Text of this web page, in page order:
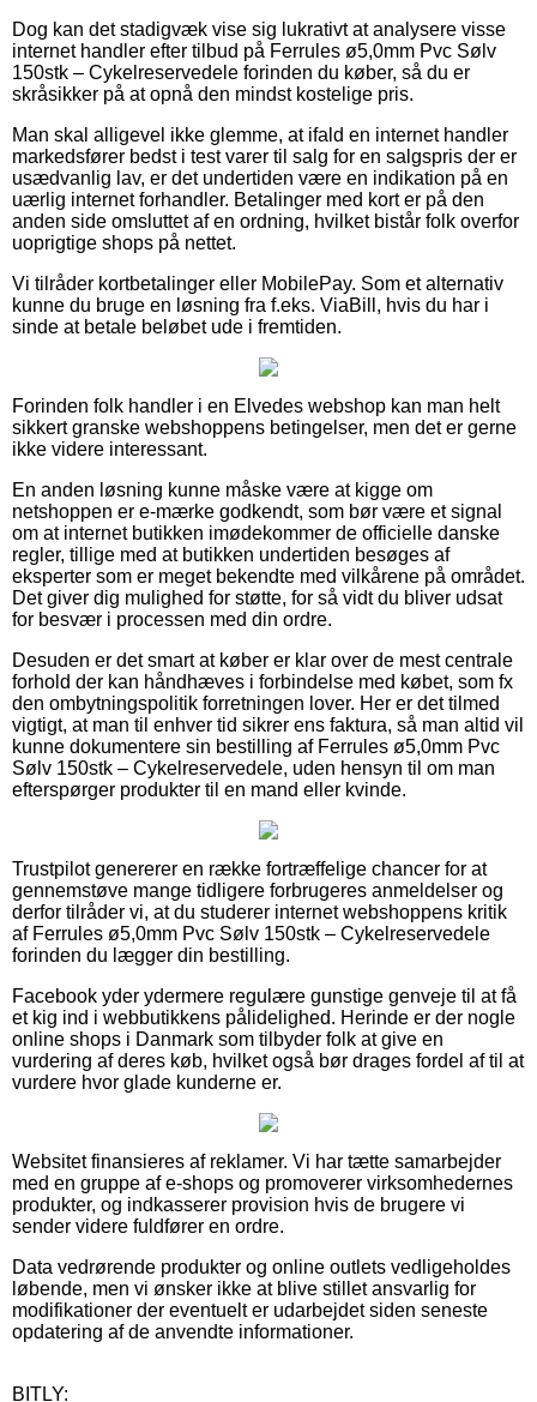
Dog kan det stadigvæk vise sig lukrativt at analysere visse
internet handler efter tilbud på Ferrules ø5,0mm Pvc Sølv
150stk – Cykelreservedele forinden du køber, så du er
skråsikker på at opnå den mindst kostelige pris.
Man skal alligevel ikke glemme, at ifald en internet handler
markedsfører bedst i test varer til salg for en salgspris der er
usædvanlig lav, er det undertiden være en indikation på en
uærlig internet forhandler. Betalinger med kort er på den
anden side omsluttet af en ordning, hvilket bistår folk overfor
uoprigtige shops på nettet.
Vi tilråder kortbetalinger eller MobilePay. Som et alternativ
kunne du bruge en løsning fra f.eks. ViaBill, hvis du har i
sinde at betale beløbet ude i fremtiden.
Forinden folk handler i en Elvedes webshop kan man helt
sikkert granske webshoppens betingelser, men det er gerne
ikke videre interessant.
En anden løsning kunne måske være at kigge om
netshoppen er e-mærke godkendt, som bør være et signal
om at internet butikken imødekommer de officielle danske
regler, tillige med at butikken undertiden besøges af
eksperter som er meget bekendte med vilkårene på området.
Det giver dig mulighed for støtte, for så vidt du bliver udsat
for besvær i processen med din ordre.
Desuden er det smart at køber er klar over de mest centrale
forhold der kan håndhæves i forbindelse med købet, som fx
den ombytningspolitik forretningen lover. Her er det tilmed
vigtigt, at man til enhver tid sikrer ens faktura, så man altid vil
kunne dokumentere sin bestilling af Ferrules ø5,0mm Pvc
Sølv 150stk – Cykelreservedele, uden hensyn til om man
efterspørger produkter til en mand eller kvinde.
Trustpilot genererer en række fortræffelige chancer for at
gennemstøve mange tidligere forbrugeres anmeldelser og
derfor tilråder vi, at du studerer internet webshoppens kritik
af Ferrules ø5,0mm Pvc Sølv 150stk – Cykelreservedele
forinden du lægger din bestilling.
Facebook yder ydermere regulære gunstige genveje til at få
et kig ind i webbutikkens pålidelighed. Herinde er der nogle
online shops i Danmark som tilbyder folk at give en
vurdering af deres køb, hvilket også bør drages fordel af til at
vurdere hvor glade kunderne er.
Websitet finansieres af reklamer. Vi har tætte samarbejder
med en gruppe af e-shops og promoverer virksomhedernes
produkter, og indkasserer provision hvis de brugere vi
sender videre fuldfører en ordre.
Data vedrørende produkter og online outlets vedligeholdes
løbende, men vi ønsker ikke at blive stillet ansvarlig for
modifikationer der eventuelt er udarbejdet siden seneste
opdatering af de anvendte informationer.
BITLY: